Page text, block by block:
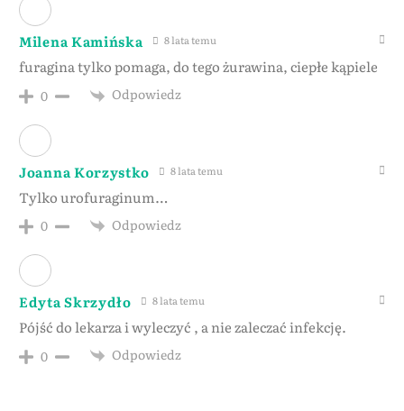
Milena Kamińska 8 lata temu
furagina tylko pomaga, do tego żurawina, ciepłe kąpiele
0 Odpowiedz
Joanna Korzystko 8 lata temu
Tylko urofuraginum…
0 Odpowiedz
Edyta Skrzydło 8 lata temu
Pójść do lekarza i wyleczyć , a nie zaleczać infekcję.
0 Odpowiedz